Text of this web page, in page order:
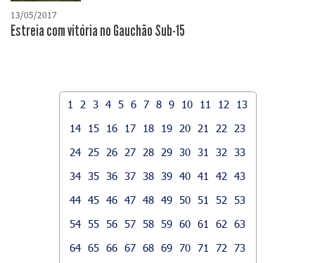
13/05/2017
Estreia com vitória no Gauchão Sub-15
1 2 3 4 5 6 7 8 9 10 11 12
13
14
15 16 17 18 19 20 21 22
23
24
25 26 27 28 29 30 31 32
33
34 35 36 37 38 39 40 41 42
43
44 45 46 47 48 49 50 51 52
53
54 55 56 57 58 59 60 61 62
63
64 65 66 67 68 69 70 71 72
73